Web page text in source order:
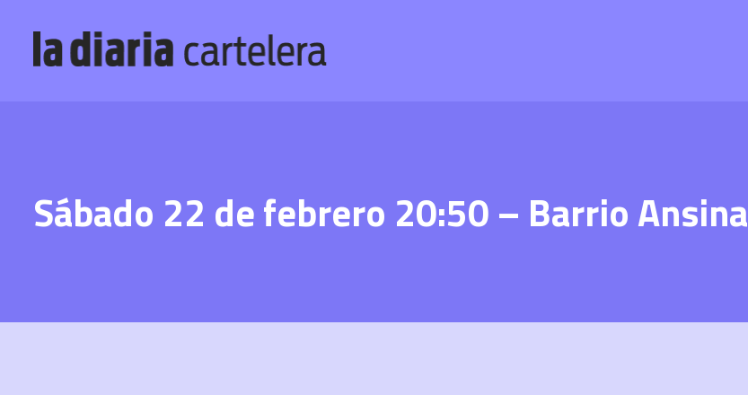
Sábado 22 de febrero 20:50 – Barrio Ansina